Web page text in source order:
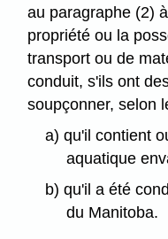
au paragraphe (2)
propriété ou la
transport ou de
conduit, s'ils ont
soupçonner, selon
a) qu'il contient
aquatique
b) qu'il a été
du Manitoba.